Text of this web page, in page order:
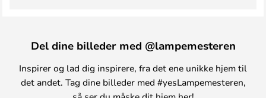
Del dine billeder med @lampemesteren
Inspirer og lad dig inspirere, fra det ene unikke hjem til
det andet. Tag dine billeder med #yesLampemesteren,